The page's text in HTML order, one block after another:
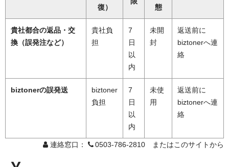
復）
態
貴社都合の返品・交
換（誤発注など）
貴社負
担
7
日
以
内
未開
封
返送前に
biztonerへ連
絡
biztonerの誤発送
biztoner
負担
7
日
以
内
未使
用
返送前に
biztonerへ連
絡
連絡窓口： 0503-786-2810 またはこのサイトから